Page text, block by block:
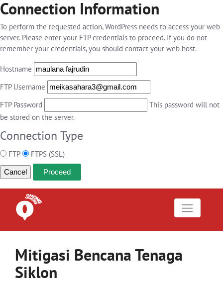
Connection Information
To perform the requested action, WordPress needs to access your web
server. Please enter your FTP credentials to proceed. If you do not
remember your credentials, you should contact your web host.
Hostname
FTP Username
FTP Password
This password will not
be stored on the server.
Connection Type
FTP FTPS (SSL)
Cancel
Mitigasi Bencana Tenaga
Siklon